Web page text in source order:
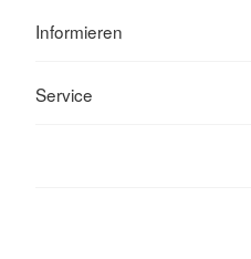
Informieren
Service